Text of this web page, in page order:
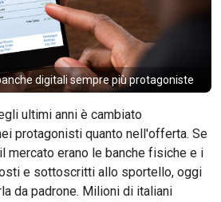
digitali sempre più protagoniste
ultimi anni è cambiato
protagonisti quanto nell'offerta. Se
mercato erano le banche fisiche e i
e sottoscritti allo sportello, oggi
da padrone. Milioni di italiani